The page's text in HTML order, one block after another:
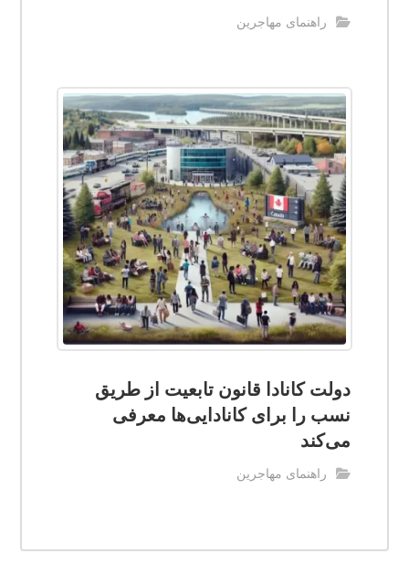
راهنمای مهاجرین
دولت کانادا قانون تابعیت از طریق
نسب را برای کانادایی‌ها معرفی
می‌کند
راهنمای مهاجرین